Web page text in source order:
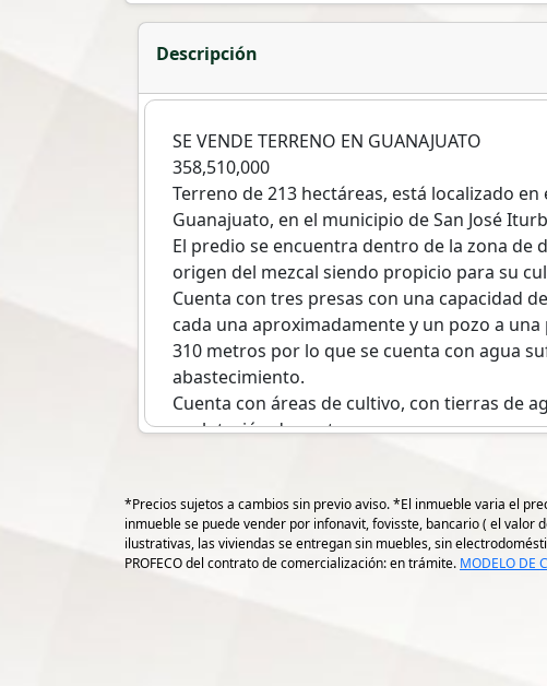
Descripción
SE VENDE TERRENO EN GUANAJUATO
358,510,000
Terreno de 213 hectáreas, está localizado en
Guanajuato, en el municipio de San José
El predio se encuentra dentro de la zona de
origen del mezcal siendo propicio para su
Cuenta con tres presas con una capacidad
cada una aproximadamente y un pozo a
310 metros por lo que se cuenta con agua
abastecimiento.
Cuenta con áreas de cultivo, con tierras de
explotación de cantera.
El servicio de energía está a pie de calle.
El valor del rancho es de 358,510,000.00
Pudieran darle los siguientes usos
*Precios sujetos a cambios sin previo aviso. *El inmueble varia el
inmueble se puede vender por infonavit, fovisste, bancario ( el
ilustrativas, las viviendas se entregan sin muebles, sin
PROFECO del contrato de comercialización: en trámite. MODELO DE